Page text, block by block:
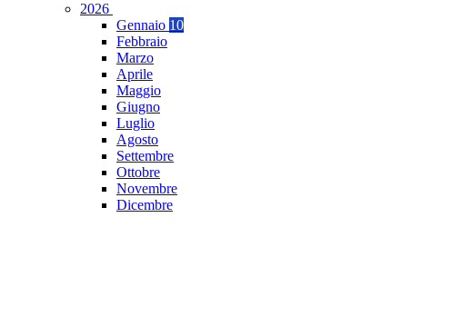
2026
Gennaio 10
Febbraio
Marzo
Aprile
Maggio
Giugno
Luglio
Agosto
Settembre
Ottobre
Novembre
Dicembre